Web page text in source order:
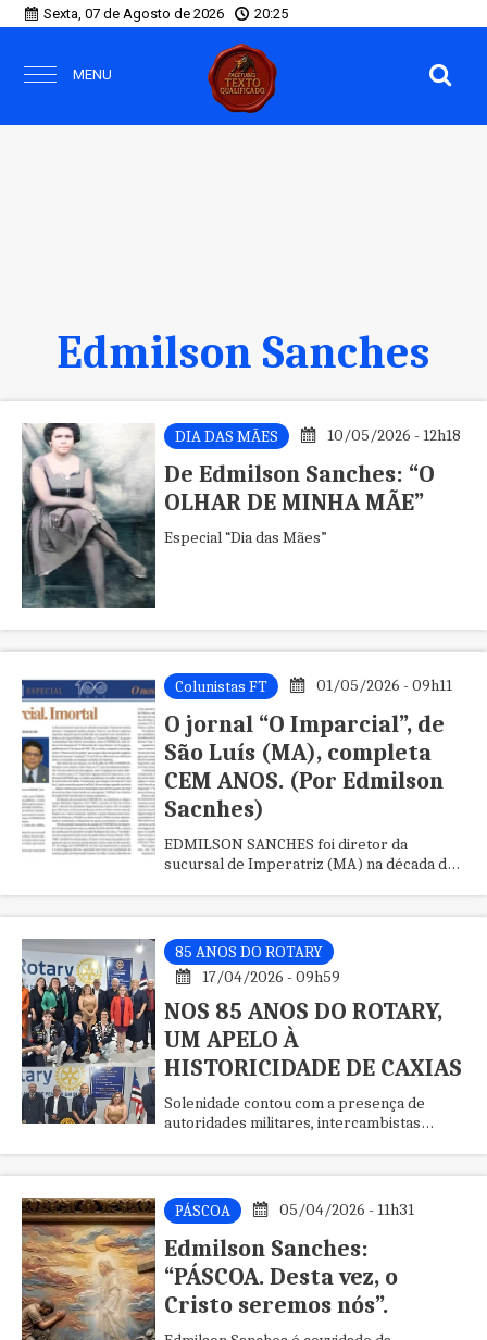
Sexta, 07 de Agosto de 2026 20:25
MENU
Edmilson Sanches
DIA DAS MÃES 10/05/2026 - 12h18
De Edmilson Sanches: “O
OLHAR DE MINHA MÃE”
Especial “Dia das Mães”
Colunistas FT 01/05/2026 - 09h11
O jornal “O Imparcial”, de
São Luís (MA), completa
CEM ANOS. (Por Edmilson
Sacnhes)
EDMILSON SANCHES foi diretor da
sucursal de Imperatriz (MA) na década de
85 ANOS DO ROTARY
17/04/2026 - 09h59
NOS 85 ANOS DO ROTARY,
UM APELO À
HISTORICIDADE DE CAXIAS
Solenidade contou com a presença de
autoridades militares, intercambistas
PÁSCOA 05/04/2026 - 11h31
Edmilson Sanches:
“PÁSCOA. Desta vez, o
Cristo seremos nós”.